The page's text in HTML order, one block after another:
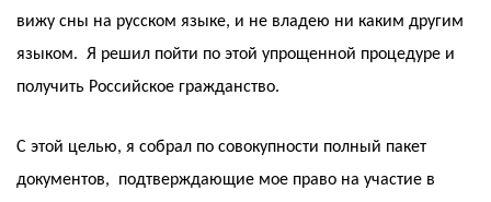
вижу сны на русском языке, и не владею ни каким другим
языком. Я решил пойти по этой упрощенной процедуре и
получить Российское гражданство.
С этой целью, я собрал по совокупности полный пакет
документов, подтверждающие мое право на участие в